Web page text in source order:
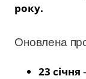
року.
Оновлена
23 січня